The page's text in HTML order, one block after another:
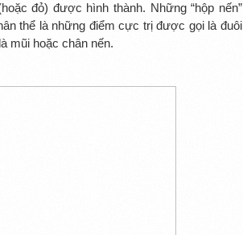
đỏ) được hình thành. Những “hộp nến”
thể là những điểm cực trị được gọi là đuôi
mũi hoặc chân nến.